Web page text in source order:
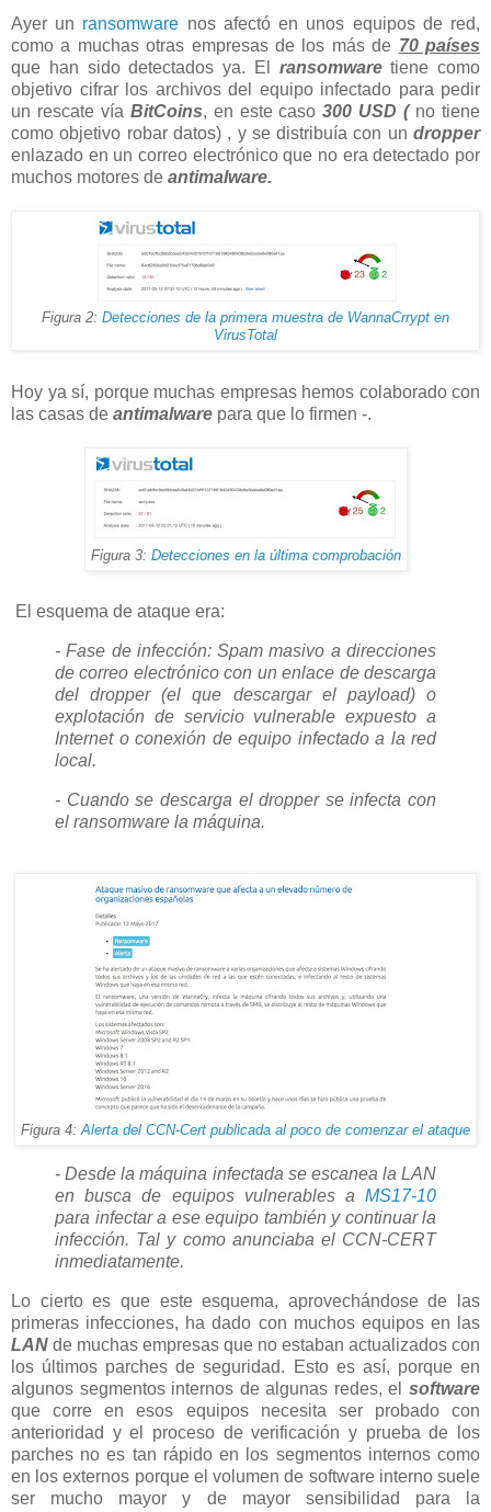
Ayer un ransomware nos afectó en unos equipos de red,
como a muchas otras empresas de los más de 70 países
que han sido detectados ya. El ransomwaretiene como
objetivo cifrar los archivos del equipo infectado para pedir
un rescate vía BitCoins, en este caso300 USD (no tiene
como objetivo robar datos) , y se distribuía con un dropper
enlazado en un correo electrónico que no era detectado por
muchos motores de antimalware.
Figura 2: Detecciones de la primera muestra de WannaCrrypt en
VirusTotal
Hoy ya sí, porque muchas empresas hemos colaborado con
las casas de antimalware para que lo firmen -.
Figura 3: Detecciones en la última comprobación
El esquema de ataque era:
- Fase de infección: Spam masivo a direcciones
de correo electrónico con un enlace de descarga
del dropper (el que descargar el payload) o
explotación de servicio vulnerable expuesto a
Internet o conexión de equipo infectado a la red
local.
- Cuando se descarga el dropper se infecta con
el ransomware la máquina.
Figura 4:Alerta del CCN-Cert publicada al poco de comenzar el ataque
- Desde la máquina infectada se escanea la LAN
en busca de equipos vulnerables a MS17-10
para infectar a ese equipo también y continuar la
infección. Tal y como anunciaba el CCN-CERT
inmediatamente.
Lo cierto es que este esquema, aprovechándose de las
primeras infecciones, ha dado con muchos equipos en las
LAN de muchas empresas que no estaban actualizados con
los últimos parches de seguridad. Esto es así, porque en
algunos segmentos internos de algunas redes, el software
que corre en esos equipos necesita ser probado con
anterioridad y el proceso de verificación y prueba de los
parches no es tan rápido en los segmentos internos como
en los externos porque el volumen de software interno suele
ser mucho mayor y de mayor sensibilidad para la